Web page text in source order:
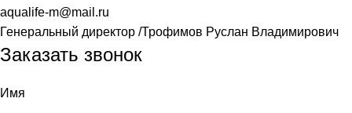
aqualife-m@mail.ru
Генеральный директор /Трофимов Руслан Владимирович
Заказать звонок
Имя